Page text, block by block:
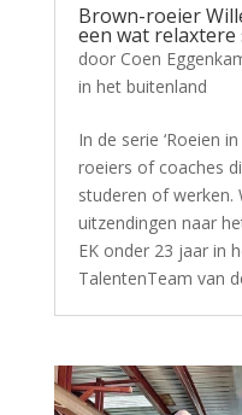
Brown-roeier
een wat relaxtere
door Coen
in het buitenland
In de serie ‘Roeien
roeiers of coaches
studeren of werken.
uitzendingen naar
EK onder 23 jaar in
TalentenTeam van